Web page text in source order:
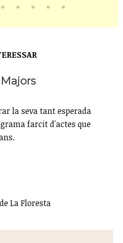
la seva tant esperada
farcit d'actes que
La Floresta